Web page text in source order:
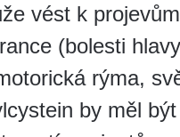
vést k projevům
(bolesti
rýma,
by měl